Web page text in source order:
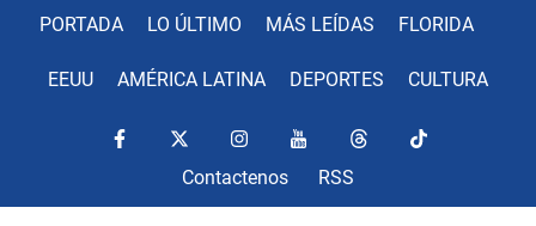
PORTADA LO ÚLTIMO MÁS LEÍDAS FLORIDA
EEUU AMÉRICA LATINA DEPORTES CULTURA
Contactenos RSS